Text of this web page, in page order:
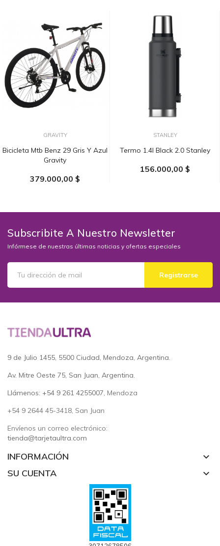
GRAVITY
Bicicleta Mtb Benz 29 Gris Y Azul
Gravity
379.000,00 $
STANLEY
Termo 1.4l Black 2.0 Stanley
156.000,00 $
Subscribite A Nuestro Newsletter
Infórmese de nuestras últimas noticias y ofertas especiales
Registrarse
9 de Julio 1455, 5500 Ciudad, Mendoza, Argentina.
Av. Mitre Oeste 75, San Juan, Argentina.
Llámenos: +54 9 261 4255007, Mendoza
+54 9 2644 45-3418, San Juan
Envíenos un correo electrónico:
tienda@tarjetaultra.com
INFORMACIÓN keyboard_arrow_down
SU CUENTA keyboard_arrow_down